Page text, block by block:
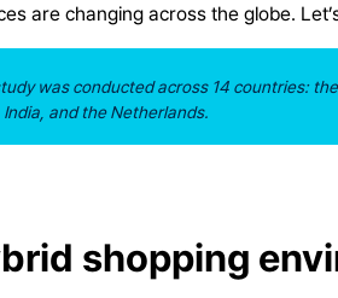
are changing across the globe.
was conducted across 14 countries:
India, and the Netherlands.
shopping